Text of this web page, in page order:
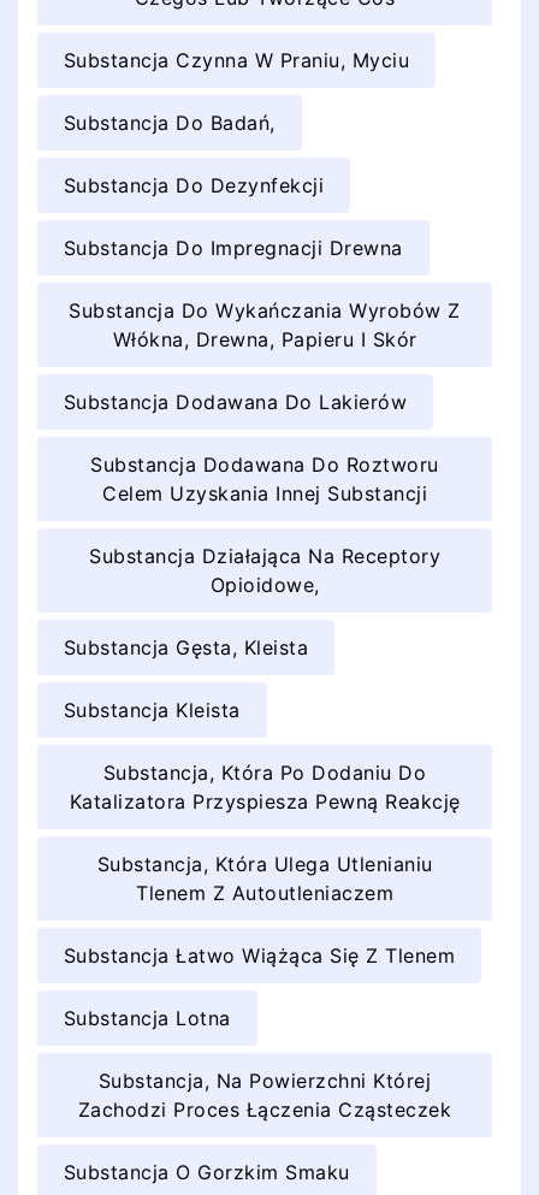
Substancja Czynna W Praniu, Myciu
Substancja Do Badań,
Substancja Do Dezynfekcji
Substancja Do Impregnacji Drewna
Substancja Do Wykańczania Wyrobów Z
Włókna, Drewna, Papieru I Skór
Substancja Dodawana Do Lakierów
Substancja Dodawana Do Roztworu
Celem Uzyskania Innej Substancji
Substancja Działająca Na Receptory
Opioidowe,
Substancja Gęsta, Kleista
Substancja Kleista
Substancja, Która Po Dodaniu Do
Katalizatora Przyspiesza Pewną Reakcję
Substancja, Która Ulega Utlenianiu
Tlenem Z Autoutleniaczem
Substancja Łatwo Wiążąca Się Z Tlenem
Substancja Lotna
Substancja, Na Powierzchni Której
Zachodzi Proces Łączenia Cząsteczek
Substancja O Gorzkim Smaku